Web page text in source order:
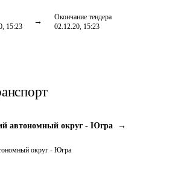
15:23
Окончание тендера
02.12.20, 15:23
автономный округ - Югра
→
округ - Югра